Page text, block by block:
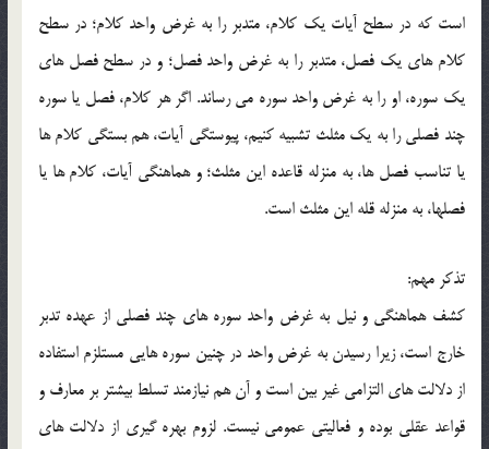
است که در سطح آيات يک کلام، متدبر را به غرض واحد کلام؛ در سطح
کلام هاي يک فصل، متدبر را به غرض واحد فصل؛ و در سطح فصل هاي
يک سوره، او را به غرض واحد سوره مي رساند. اگر هر کلام، فصل يا سوره
چند فصلي را به يک مثلث تشبيه کنيم، پيوستگي آيات، هم بستگي کلام ها
يا تناسب فصل ها، به منزله قاعده اين مثلث؛ و هماهنگي آيات، کلام ها يا
فصلها، به منزله قله اين مثلث است.
تذکر مهم:
کشف هماهنگي و نيل به غرض واحد سوره هاي چند فصلي از عهده تدبر
خارج است، زيرا رسيدن به غرض واحد در چنين سوره هايي مستلزم استفاده
از دلالت هاي التزامي غير بين است و آن هم نيازمند تسلط بيشتر بر معارف و
قواعد عقلي بوده و فعاليتي عمومي نيست. لزوم بهره گيري از دلالت هاي